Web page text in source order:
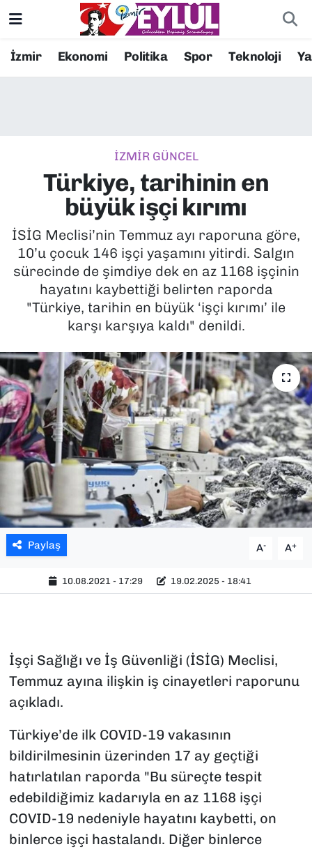
İzmir Ekonomi Politika Spor Teknoloji
İZMİR GÜNCEL
Türkiye, tarihinin en
büyük işçi kırımı
İSİG Meclisi’nin Temmuz ayı raporuna göre,
10’u çocuk 146 işçi yaşamını yitirdi. Salgın
sürecinde de şimdiye dek en az 1168 işçinin
hayatını kaybettiği belirten raporda
"Türkiye, tarihin en büyük ‘işçi kırımı’ ile
karşı karşıya kaldı" denildi.
Paylaş A- A+
10.08.2021 - 17:29 19.02.2025 - 18:41
İşçi Sağlığı ve İş Güvenliği (İSİG) Meclisi,
Temmuz ayına ilişkin iş cinayetleri raporunu
açıkladı.
Türkiye’de ilk COVID-19 vakasının
bildirilmesinin üzerinden 17 ay geçtiği
hatırlatılan raporda "Bu süreçte tespit
edebildiğimiz kadarıyla en az 1168 işçi
COVID-19 nedeniyle hayatını kaybetti, on
binlerce işçi hastalandı. Diğer binlerce
Resmi İlanlar
EKONOMİ
KÜLTÜR SANAT
MAGAZİN
POLİTİKA
SPOR
TEKNOLOJİ
YAŞAM
YEREL YÖNETİMLER
Konak Nöbetçi Eczaneler
Süper Lig Puan Durumu ve Fikstür
Tüm Manşetler
Son Dakika Haberleri
Haber Arşivi